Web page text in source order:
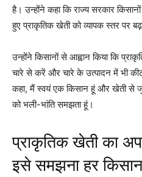
है। उन्होंने कहा कि राज्य सरकार
हुए प्राकृतिक खेती को व्यापक स्तर पर
उन्होंने किसानों से आह्वान किया कि
चारे से करें और चारे के उत्पादन में भी
कहा, मैं स्वयं एक किसान हूं और खेती से
को भली-भांति समझता हूं।
प्राकृतिक खेती का
इसे समझना हर